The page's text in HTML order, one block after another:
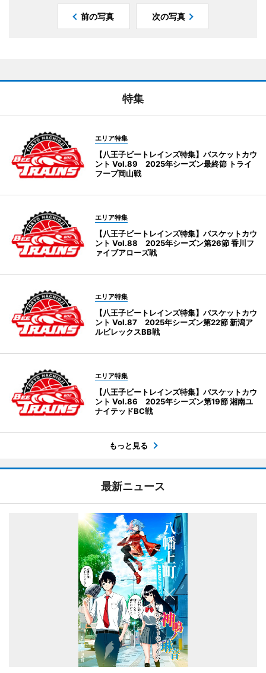
前の写真 次の写真
特集
エリア特集
【八王子ビートレインズ特集】バスケットカウ
ント Vol.89 2025年シーズン最終節 トライ
フープ岡山戦
エリア特集
【八王子ビートレインズ特集】バスケットカウ
ント Vol.88 2025年シーズン第26節 香川フ
ァイブアローズ戦
エリア特集
【八王子ビートレインズ特集】バスケットカウ
ント Vol.87 2025年シーズン第22節 新潟ア
ルビレックスBB戦
エリア特集
【八王子ビートレインズ特集】バスケットカウ
ント Vol.86 2025年シーズン第19節 湘南ユ
ナイテッドBC戦
もっと見る
最新ニュース